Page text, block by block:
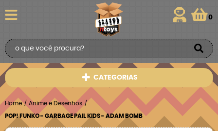
0
CATEGORIAS
Home Anime e Desenhos
POP! FUNKO - GARBAGE PAIL KIDS - ADAM BOMB